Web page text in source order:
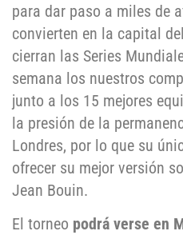
para dar paso a miles de
convierten en la capital
cierran las Series
semana los nuestros
junto a los 15 mejores
la presión de la
Londres, por lo que su
ofrecer su mejor versión
Jean Bouin.
El torneo podrá verse en